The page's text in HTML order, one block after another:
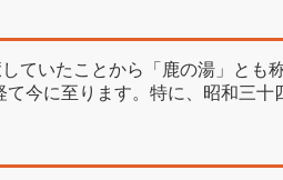
ていたことから「鹿の湯」とも
今に至ります。特に、昭和三十